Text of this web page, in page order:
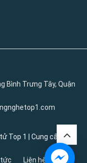
Bình Trưng Tây, Quận
Top 1
Cung cấp bởi
Liên hệ